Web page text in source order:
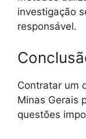
investigação
responsável.
Contratar um
Minas Gerais
questões